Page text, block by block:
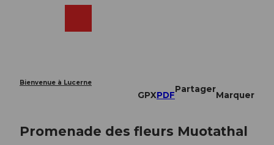
Bienvenue à Lucerne
GPXPDF
Partager
Marquer
Promenade des fleurs Muotathal